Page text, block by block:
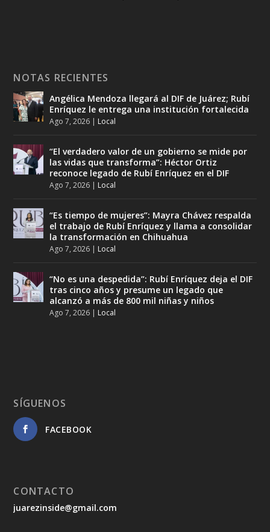
NOTAS RECIENTES
Angélica Mendoza llegará al DIF de Juárez; Rubí
Enríquez le entrega una institución fortalecida
Ago 7, 2026 | Local
“El verdadero valor de un gobierno se mide por
las vidas que transforma”: Héctor Ortiz
reconoce legado de Rubí Enríquez en el DIF
Ago 7, 2026 | Local
“Es tiempo de mujeres”: Mayra Chávez respalda
el trabajo de Rubí Enríquez y llama a consolidar
la transformación en Chihuahua
Ago 7, 2026 | Local
“No es una despedida”: Rubí Enríquez deja el DIF
tras cinco años y presume un legado que
alcanzó a más de 800 mil niñas y niños
Ago 7, 2026 | Local
SÍGUENOS
FACEBOOK
CONTACTO
juarezinside@gmail.com